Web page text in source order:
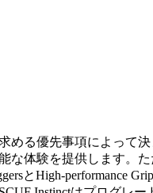
める優先事項によって
体験を提供します。
とHigh-performance